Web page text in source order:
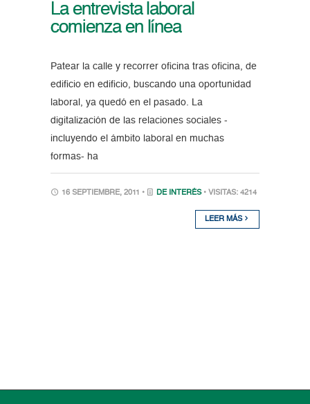
La entrevista laboral
comienza en línea
Patear la calle y recorrer oficina tras oficina, de
edificio en edificio, buscando una oportunidad
laboral, ya quedó en el pasado. La
digitalización de las relaciones sociales -
incluyendo el ámbito laboral en muchas
formas- ha
16 SEPTIEMBRE, 2011 • DE INTERÉS • VISITAS: 4214
LEER MÁS